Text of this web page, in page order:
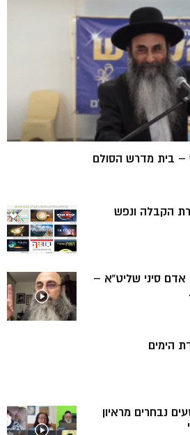
– בית מדרש הסולם
הקבלה ונפש
סיני שליט”א –
הימים
נבחרים מראיון